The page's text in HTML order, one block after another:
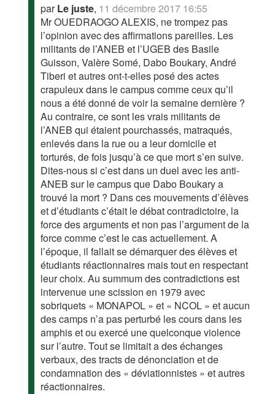
parLe juste, 11 décembre 2017 16:55
Mr OUEDRAOGO ALEXIS, ne trompez pas
l’opinion avec des affirmations pareilles. Les
militants de l’ANEB et l’UGEB des Basile
Guisson, Valère Somé, Dabo Boukary, André
Tiberi et autres ont-t-elles posé des actes
crapuleux dans le campus comme ceux qu’il
nous a été donné de voir la semaine dernière ?
Au contraire, ce sont les vrais militants de
l’ANEB qui étaient pourchassés, matraqués,
enlevés dans la rue ou a leur domicile et
torturés, de fois jusqu’à ce que mort s’en suive.
Dites-nous si c’est dans un duel avec les anti-
ANEB sur le campus que Dabo Boukary a
trouvé la mort ? Dans ces mouvements d’élèves
et d’étudiants c’était le débat contradictoire, la
force des arguments et non pas l’argument de la
force comme c’est le cas actuellement. A
l’époque, il fallait se démarquer des élèves et
étudiants réactionnaires mais tout en respectant
leur choix. Au summum des contradictions est
intervenue une scission en 1979 avec
sobriquets « MONAPOL » et « NCOL » et aucun
des camps n’a pas perturbé les cours dans les
amphis et ou exercé une quelconque violence
sur l’autre. Tout se limitait a des échanges
verbaux, des tracts de dénonciation et de
condamnation des « déviationnistes » et autres
réactionnaires.